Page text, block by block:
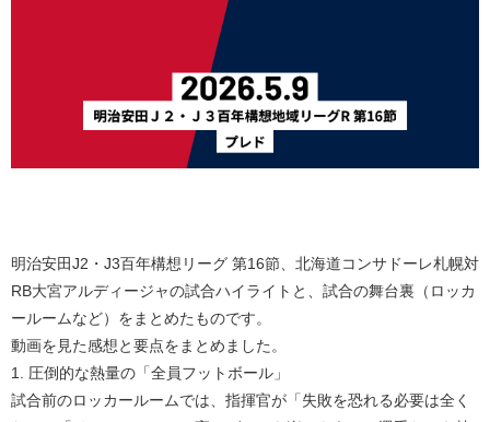
明治安田J2・J3百年構想リーグ 第16節、北海道コンサドーレ札幌対
RB大宮アルディージャの試合ハイライトと、試合の舞台裏（ロッカ
ールームなど）をまとめたものです。
動画を見た感想と要点をまとめました。
1. 圧倒的な熱量の「全員フットボール」
試合前のロッカールームでは、指揮官が「失敗を恐れる必要は全く